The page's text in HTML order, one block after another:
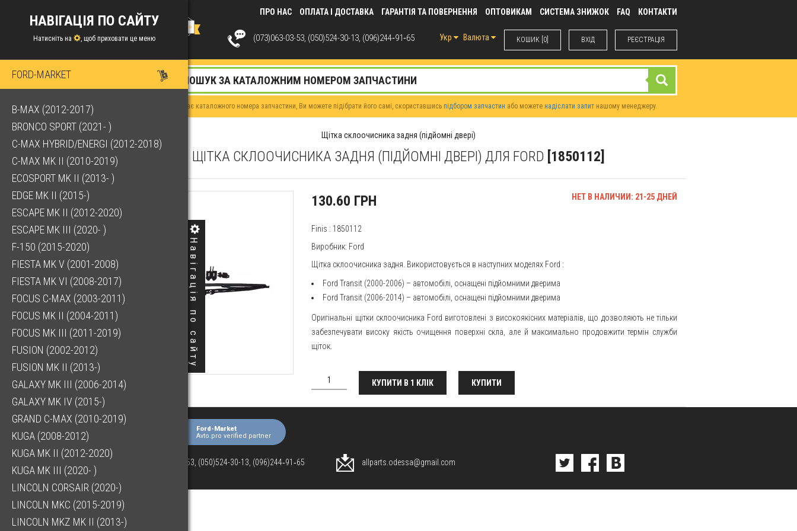
Навігація по сайту
ПРО НАС ОПЛАТА І ДОСТАВКА ГАРАНТІЯ ТА ПОВЕРНЕННЯ ОПТОВИКАМ СИСТЕМА ЗНИЖОК FAQ КОНТАКТИ
КОШИК [0] ВХIД РЕЄСТРАЦІЯ
Укр Валюта
(073)063-03-53, (050)524-30-13, (096)244‑91‑65
НАВІГАЦІЯ ПО САЙТУ
Натисніть на , щоб приховати це меню
FORD-MARKET
B-MAX (2012-2017)
BRONCO SPORT (2021- )
C-MAX HYBRID/ENERGI (2012-2018)
C-MAX MK II (2010-2019)
ECOSPORT MK II (2013- )
EDGE MK II (2015-)
ESCAPE MK II (2012-2020)
ESCAPE MK III (2020- )
F-150 (2015-2020)
FIESTA MK V (2001-2008)
FIESTA MK VI (2008-2017)
FOCUS C-MAX (2003-2011)
FOCUS MK II (2004-2011)
FOCUS MK III (2011-2019)
FUSION (2002-2012)
FUSION MK II (2013-)
GALAXY MK III (2006-2014)
GALAXY MK IV (2015-)
GRAND C-MAX (2010-2019)
KUGA (2008-2012)
KUGA MK II (2012-2020)
KUGA MK III (2020- )
LINCOLN CORSAIR (2020-)
LINCOLN MKC (2015-2019)
LINCOLN MKZ MK II (2013-)
Якщо у Вас немає каталожного номера запчастини, Ви можете підібрати його самі, скориставшись підбором запчастин або можете надіслати запит нашому менеджеру.
Щітка склоочисника задня (підйомні двері)
ЩІТКА СКЛООЧИСНИКА ЗАДНЯ (ПІДЙОМНІ ДВЕРІ) ДЛЯ FORD [1850112]
130.60 ГРН НЕТ В НАЛИЧИИ: 21-25 ДНЕЙ
Finis : 1850112
Виробник: Ford
Щітка склоочисника задня. Використовується в наступних моделях Ford :
Ford Transit (2000-2006) – автомобілі, оснащені підйомними дверима
Ford Transit (2006-2014) – автомобілі, оснащені підйомними дверима
Оригінальні щітки склоочисника Ford виготовлені з високоякісних матеріалів, що дозволяють не тільки
забезпечувати високу якість очищення поверхні скла, але й максимально продовжити термін служби
щіток.
КУПИТИ В 1 КЛІК КУПИТИ
Ford-Market
Avto.pro verified partner
(073)063-03-53, (050)524-30-13, (096)244‑91‑65 allparts.odessa@gmail.com